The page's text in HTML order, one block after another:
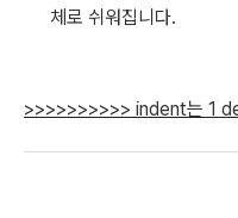
체로 쉬워집니다.
>>>>>>>>>> indent는 1